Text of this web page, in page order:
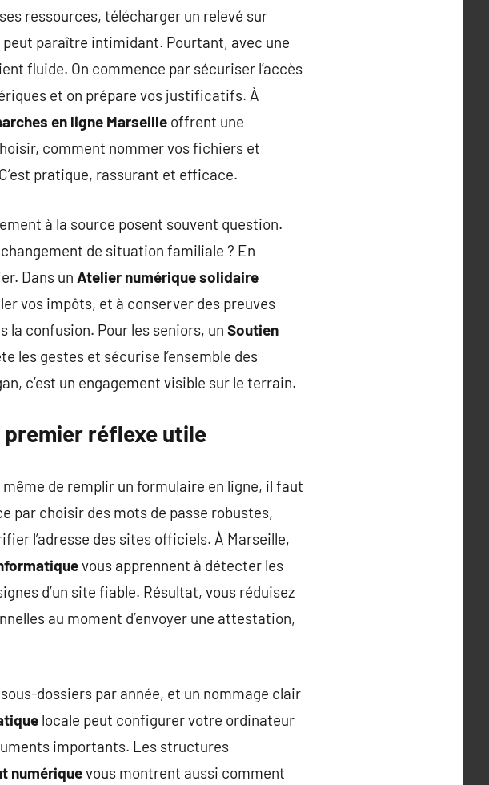
ressources, télécharger un relevé sur
paraître intimidant. Pourtant, avec une
fluide. On commence par sécuriser l’accès
et on prépare vos justificatifs. À
en ligne Marseille offrent une
comment nommer vos fichiers et
pratique, rassurant et efficace.
à la source posent souvent question.
de situation familiale ? En
Dans un Atelier numérique solidaire
vos impôts, et à conserver des preuves
la confusion. Pour les seniors, un Soutien
les gestes et sécurise l’ensemble des
c’est un engagement visible sur le terrain.
réflexe utile
même de remplir un formulaire en ligne, il faut
par choisir des mots de passe robustes,
l’adresse des sites officiels. À Marseille,
vous apprennent à détecter les
d’un site fiable. Résultat, vous réduisez
au moment d’envoyer une attestation,
dossiers par année, et un nommage clair
locale peut configurer votre ordinateur
importants. Les structures
numériquevous montrent aussi comment